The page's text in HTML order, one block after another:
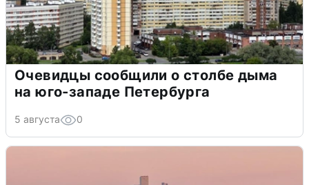
Очевидцы сообщили о столбе дыма
на юго-западе Петербурга
5 августа 0